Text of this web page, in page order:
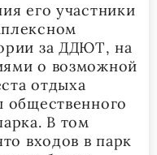
его участники
за ДДЮТ, на
о возможной
отдыха
общественного
В том
входов в парк